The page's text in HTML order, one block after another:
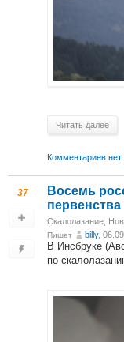
Читать далее
Комментариев нет
37
Восемь
Скалолазание
Пишет billy,
В Инсбруке
по